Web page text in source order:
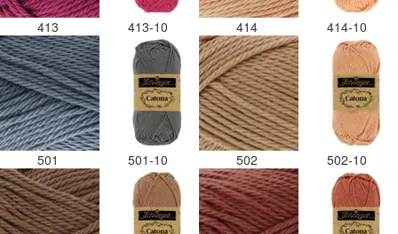
413 413-10 414 414-10
501 501-10 502 502-10